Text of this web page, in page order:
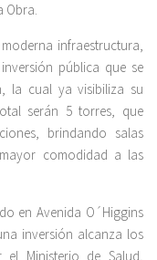
Obra.
infraestructura,
pública que se
la cual ya visibiliza su
serán 5 torres, que
brindando salas
comodidad a las
en Avenida O´Higgins
inversión alcanza los
Ministerio de Salud,